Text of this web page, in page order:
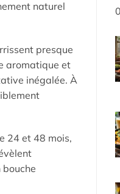
naturel
presque
aromatique et
inégalée. À
24 et 48 mois,